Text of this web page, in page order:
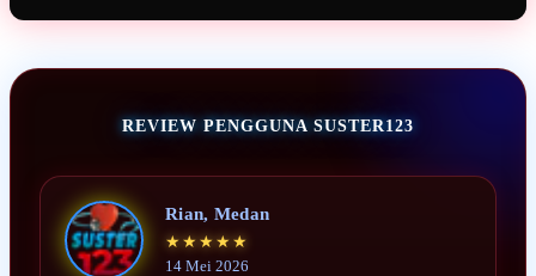
REVIEW PENGGUNA SUSTER123
Rian, Medan
★★★★★
14 Mei 2026